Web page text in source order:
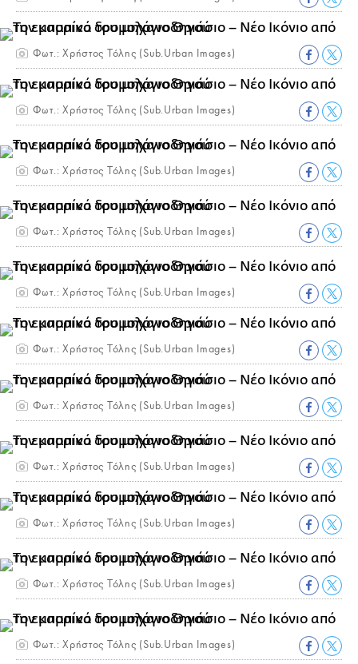
Φωτ.: Χρήστος Τόλης (Sub.Urban Images)
Φωτ.: Χρήστος Τόλης (Sub.Urban Images)
Φωτ.: Χρήστος Τόλης (Sub.Urban Images)
Φωτ.: Χρήστος Τόλης (Sub.Urban Images)
Φωτ.: Χρήστος Τόλης (Sub.Urban Images)
Φωτ.: Χρήστος Τόλης (Sub.Urban Images)
Φωτ.: Χρήστος Τόλης (Sub.Urban Images)
Φωτ.: Χρήστος Τόλης (Sub.Urban Images)
Φωτ.: Χρήστος Τόλης (Sub.Urban Images)
Φωτ.: Χρήστος Τόλης (Sub.Urban Images)
Φωτ.: Χρήστος Τόλης (Sub.Urban Images)